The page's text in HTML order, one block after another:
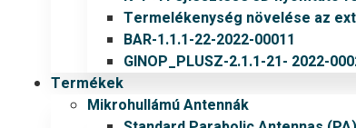
Termelékenység növelése az
BAR-1.1.1-22-2022-00011
GINOP_PLUSZ-2.1.1-21- 2022-
Termékek
Mikrohullámú Antennák